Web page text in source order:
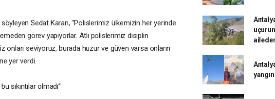
Sedat Karan, “Polislerimiz ülkemizin her yerinde
görev yapıyorlar. Atlı polislerimiz disiplin
onları seviyoruz, burada huzur ve güven varsa onların
yer verdi.
sıkıntılar olmadı”
yangın